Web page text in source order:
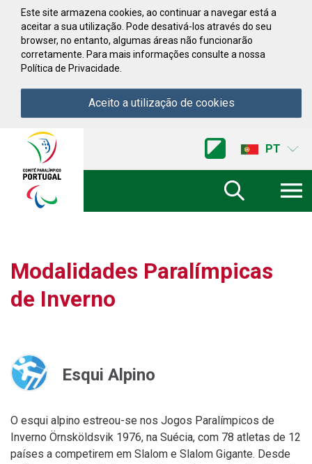
Saltar para conteúdo
Este site armazena cookies, ao continuar a navegar está a
aceitar a sua utilização. Pode desativá-los através do seu
browser, no entanto, algumas áreas não funcionarão
corretamente. Para mais informações consulte a nossa
Política de Privacidade.
Aceito a utilização de cookies
Comite
Paralimpico
Portugal
PT
Modalidades Paralímpicas
de Inverno
Esqui Alpino
O esqui alpino estreou-se nos Jogos Paralímpicos de
Inverno Örnsköldsvik 1976, na Suécia, com 78 atletas de 12
países a competirem em Slalom e Slalom Gigante. Desde